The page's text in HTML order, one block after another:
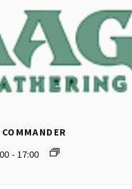
- 17:00